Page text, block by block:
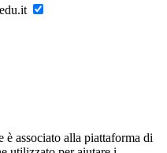
è associato alla piattaforma di